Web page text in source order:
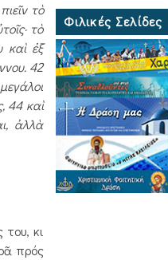
τὸ
τὸ
καὶ ἐξ
42
44 καὶ
ἀλλὰ
κι
πρός
Φιλικές Σελίδες